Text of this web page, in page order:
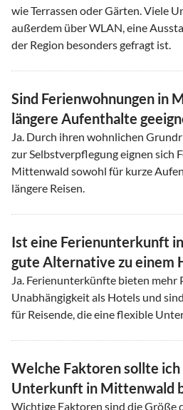
wie Terrassen oder Gärten. Viele
außerdem über WLAN, eine
der Region besonders gefragt ist.
Sind Ferienwohnungen in
längere Aufenthalte
Ja. Durch ihren wohnlichen
zur Selbstverpflegung eignen sich
Mittenwald sowohl für kurze
längere Reisen.
Ist eine Ferienunterkunft
gute Alternative zu einem
Ja. Ferienunterkünfte bieten mehr
Unabhängigkeit als Hotels und
für Reisende, die eine flexible
Welche Faktoren sollte
Unterkunft in Mittenwald
Wichtige Faktoren sind die Größe